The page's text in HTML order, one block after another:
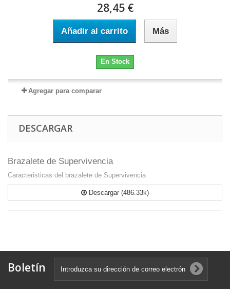
28,45 €
Añadir al carrito Más
En Stock
Agregar para comparar
DESCARGAR
Brazalete de Supervivencia
Caracteristicas del brazalete de Supervivencia
Descargar (486.33k)
Boletín